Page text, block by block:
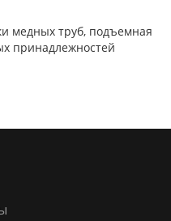
медных труб, подъемная
принадлежностей